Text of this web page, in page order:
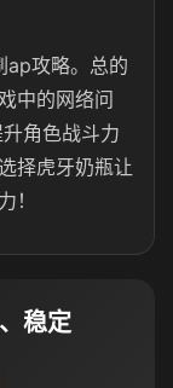
ap攻略。总的
中的网络问
角色战斗力
择虎牙奶瓶让
！
稳定